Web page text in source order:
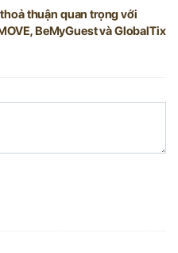
thuận quan trọng với
BeMyGuest và GlobalTix